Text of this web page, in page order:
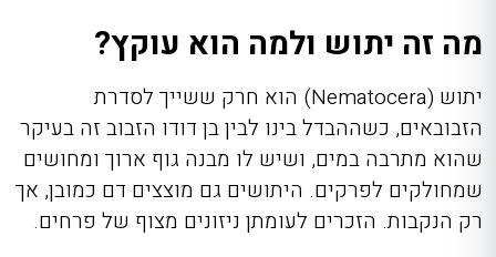
מה זה יתוש ולמה הוא עוקץ?
יתוש (Nematocera) הוא חרק ששייך לסדרת
הזבובאים, כשההבדל בינו לבין בן דודו הזבוב זה בעיקר
שהוא מתרבה במים, ושיש לו מבנה גוף ארוך ומחושים
שמחולקים לפרקים. היתושים גם מוצצים דם כמובן, אך
רק הנקבות. הזכרים לעומתן ניזונים מצוף של פרחים.